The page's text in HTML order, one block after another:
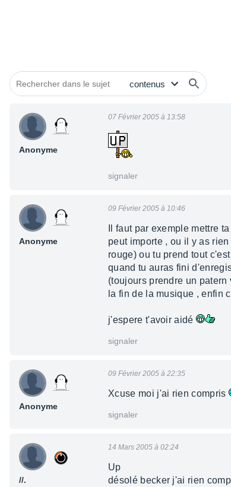
Anonyme
07 Février 2005 à 13:58
signaler
Anonyme
09 Février 2005 à 10:46
Il faut par exemple mettre
peut importe , ou il y as
rouge) ou tu prend tout
quand tu auras fini
(toujours prendre un
la fin de la musique , enfin
j'espere t'avoir aidé
signaler
Anonyme
09 Février 2005 à 22:35
Xcuse moi j'ai rien compris
signaler
//.
14 Mars 2005 à 02:24
Up
désolé becker j'ai rien